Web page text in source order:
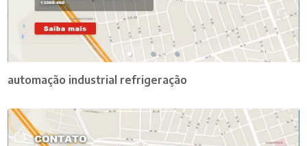
automação industrial refrigeração